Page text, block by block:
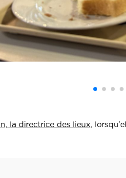
la directrice des lieux,